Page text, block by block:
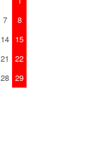
7
8
14 15
21
22
28 29